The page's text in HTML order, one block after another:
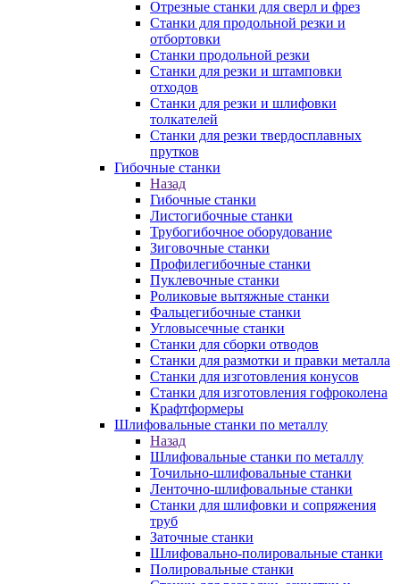
Отрезные станки для сверл и фрез
Станки для продольной резки и
отбортовки
Станки продольной резки
Станки для резки и штамповки
отходов
Станки для резки и шлифовки
толкателей
Станки для резки твердосплавных
прутков
Гибочные станки
Назад
Гибочные станки
Листогибочные станки
Трубогибочное оборудование
Зиговочные станки
Профилегибочные станки
Пуклевочные станки
Роликовые вытяжные станки
Фальцегибочные станки
Угловысечные станки
Станки для сборки отводов
Станки для размотки и правки металла
Станки для изготовления конусов
Станки для изготовления гофроколена
Крафтформеры
Шлифовальные станки по металлу
Назад
Шлифовальные станки по металлу
Точильно-шлифовальные станки
Ленточно-шлифовальные станки
Станки для шлифовки и сопряжения
труб
Заточные станки
Шлифовально-полировальные станки
Полировальные станки